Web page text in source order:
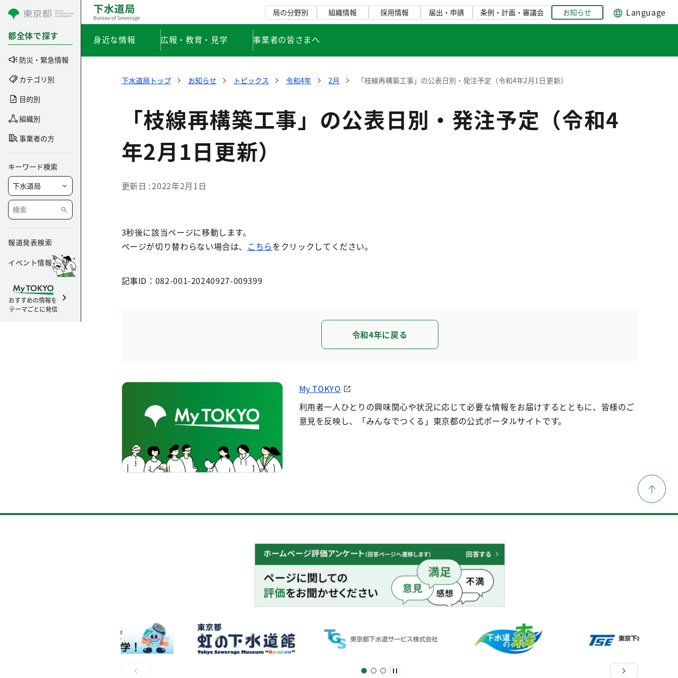
コンテンツにスキップ
都全体で探す
防災・緊急情報
カテゴリ別
目的別
組織別
事業者の方
キーワード検索
報道発表検索
イベント情報
おすすめの情報を
テーマごとに発信
局の分野別 組織情報 採用情報 届出・申請 条例・計画・審議会 お知らせ Language
身近な情報 広報・教育・見学 事業者の皆さまへ
下水道局トップ お知らせ トピックス 令和4年 2月 「枝線再構築工事」の公表日別・発注予定（令和4年2月1日更新）
「枝線再構築工事」の公表日別・発注予定（令和4
年2月1日更新）
更新日 2022年2月1日
3秒後に該当ページに移動します。
ページが切り替わらない場合は、 こちらをクリックしてください。
記事ID：082-001-20240927-009399
令和4年に戻る
My TOKYO
利用者一人ひとりの興味関心や状況に応じて必要な情報をお届けするとともに、皆様のご
意見を反映し、「みんなでつくる」東京都の公式ポータルサイトです。